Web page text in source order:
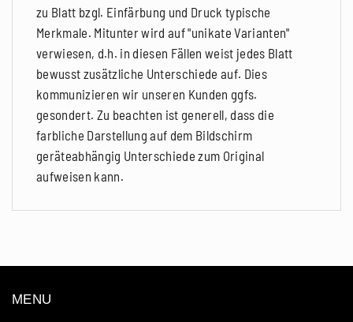
zu Blatt bzgl. Einfärbung und Druck typische
Merkmale. Mitunter wird auf "unikate Varianten"
verwiesen, d.h. in diesen Fällen weist jedes Blatt
bewusst zusätzliche Unterschiede auf. Dies
kommunizieren wir unseren Kunden ggfs.
gesondert. Zu beachten ist generell, dass die
farbliche Darstellung auf dem Bildschirm
geräteabhängig Unterschiede zum Original
aufweisen kann.
MENU